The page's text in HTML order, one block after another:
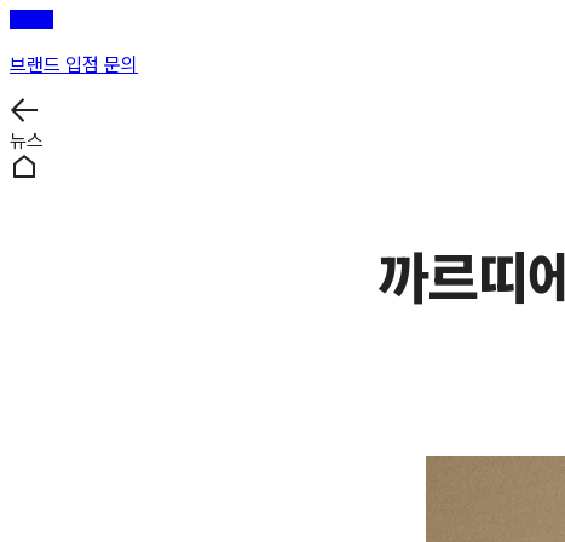
브랜드 입점 문의
뉴스
까르띠